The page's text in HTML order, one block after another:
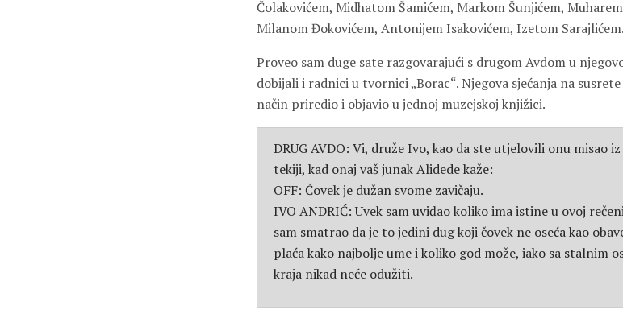
Čolakovićem, Midhatom Šamićem, Markom Šunjićem,
Milanom Đokovićem, Antonijem Isakovićem, Izetom
Proveo sam duge sate razgovarajući s drugom Avdom u
dobijali i radnici u tvornici „Borac“. Njegova sjećanja na
način priredio i objavio u jednoj muzejskoj knjižici.
DRUG AVDO: Vi, druže Ivo, kao da ste utjelovili onu misao
tekiji, kad onaj vaš junak Alidede kaže:
OFF: Čovek je dužan svome zavičaju.
IVO ANDRIĆ: Uvek sam uviđao koliko ima istine u ovoj
sam smatrao da je to jedini dug koji čovek ne oseća kao
plaća kako najbolje ume i koliko god može, iako sa stalnim
kraja nikad neće odužiti.